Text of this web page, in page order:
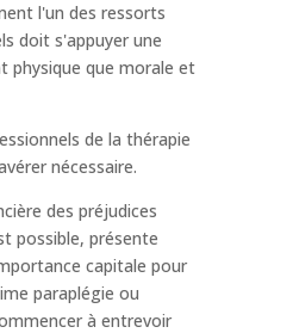
l'un des ressorts
doit s'appuyer une
physique que morale et
de la thérapie
nécessaire.
des préjudices
possible, présente
capitale pour
paraplégie ou
à entrevoir